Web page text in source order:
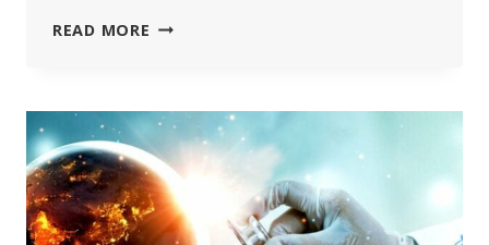
READ MORE GARDASIL-
SOM
DÖDADE
22-
ÅRING,
HÄVDAR
STÄMNINGSANSÖKAN